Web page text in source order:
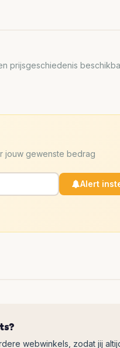
prijsgeschiedenis
jouw gewenste bedrag
Alert
webwinkels, zodat jij